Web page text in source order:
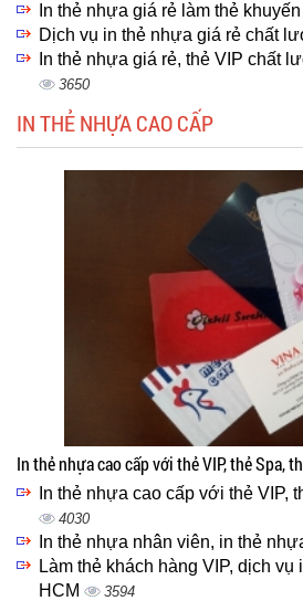
In thẻ nhựa giá rẻ làm thẻ
Dịch vụ in thẻ nhựa giá rẻ chất
In thẻ nhựa giá rẻ, thẻ VIP chất
3650
IN THẺ NHỰA CAO CẤP
In thẻ nhựa cao cấp với thẻ VIP, thẻ Spa,
In thẻ nhựa cao cấp với thẻ VIP,
4030
In thẻ nhựa nhân viên, in thẻ
Làm thẻ khách hàng VIP, dịch
HCM
3594